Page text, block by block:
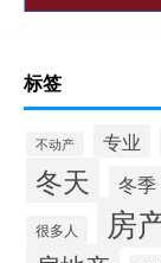
标签
不动产 专业
冬天 冬季
很多人 房